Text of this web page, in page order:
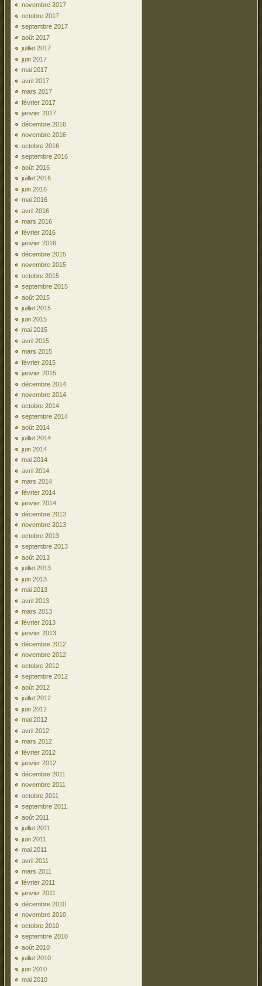
novembre 2017
octobre 2017
septembre 2017
août 2017
juillet 2017
juin 2017
mai 2017
avril 2017
mars 2017
février 2017
janvier 2017
décembre 2016
novembre 2016
octobre 2016
septembre 2016
août 2016
juillet 2016
juin 2016
mai 2016
avril 2016
mars 2016
février 2016
janvier 2016
décembre 2015
novembre 2015
octobre 2015
septembre 2015
août 2015
juillet 2015
juin 2015
mai 2015
avril 2015
mars 2015
février 2015
janvier 2015
décembre 2014
novembre 2014
octobre 2014
septembre 2014
août 2014
juillet 2014
juin 2014
mai 2014
avril 2014
mars 2014
février 2014
janvier 2014
décembre 2013
novembre 2013
octobre 2013
septembre 2013
août 2013
juillet 2013
juin 2013
mai 2013
avril 2013
mars 2013
février 2013
janvier 2013
décembre 2012
novembre 2012
octobre 2012
septembre 2012
août 2012
juillet 2012
juin 2012
mai 2012
avril 2012
mars 2012
février 2012
janvier 2012
décembre 2011
novembre 2011
octobre 2011
septembre 2011
août 2011
juillet 2011
juin 2011
mai 2011
avril 2011
mars 2011
février 2011
janvier 2011
décembre 2010
novembre 2010
octobre 2010
septembre 2010
août 2010
juillet 2010
juin 2010
mai 2010